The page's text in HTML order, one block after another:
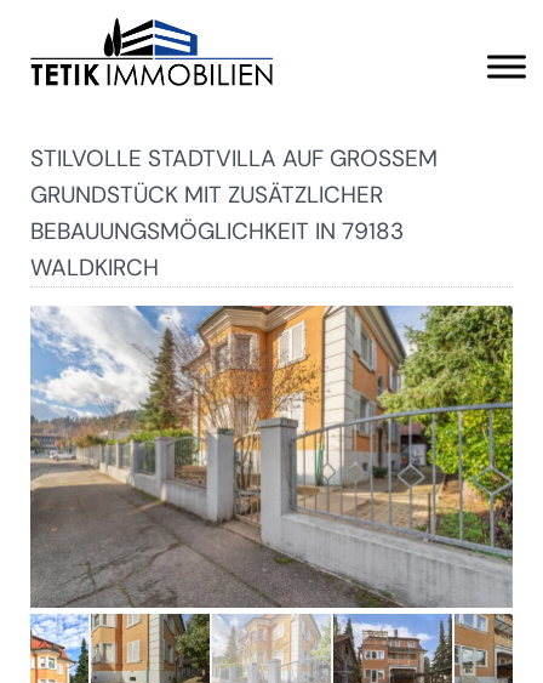
STILVOLLE STADTVILLA AUF GROSSEM G
RUNDSTÜCK MIT ZUSÄTZLICHER B
EBAUUNGSMÖGLICHKEIT IN 79183 W
ALDKIRCH